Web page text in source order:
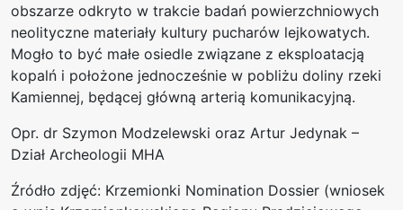
obszarze odkryto w trakcie badań powierzchniowych
neolityczne materiały kultury pucharów lejkowatych.
Mogło to być małe osiedle związane z eksploatacją
kopalń i położone jednocześnie w pobliżu doliny rzeki
Kamiennej, będącej główną arterią komunikacyjną.
Opr. dr Szymon Modzelewski oraz Artur Jedynak –
Dział Archeologii MHA
Źródło zdjęć: Krzemionki Nomination Dossier (wniosek